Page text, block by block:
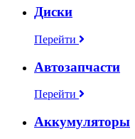
Диски
Перейти
Автозапчасти
Перейти
Аккумуляторы